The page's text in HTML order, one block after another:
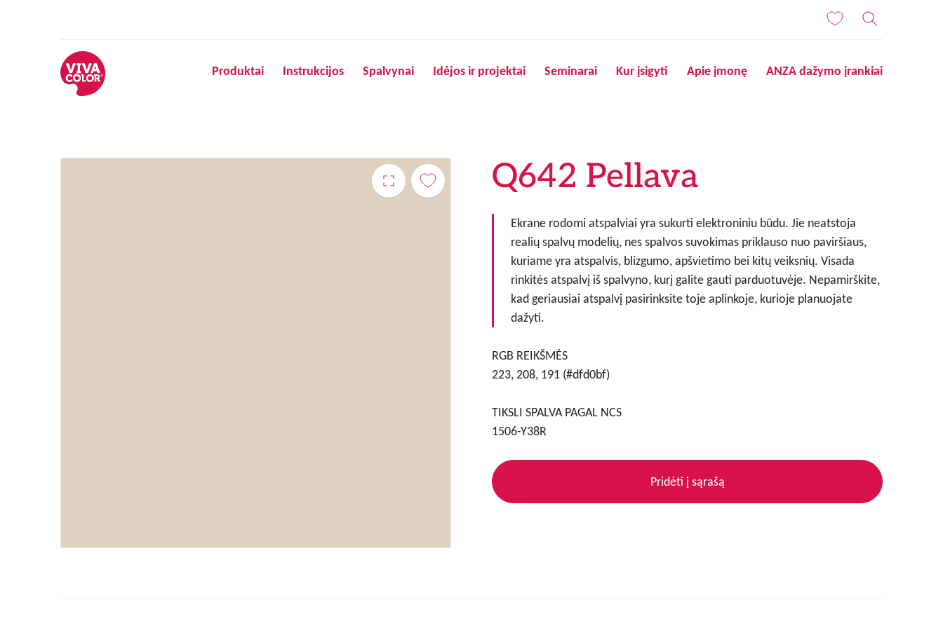
Produktai Instrukcijos Spalvynai Idėjos ir projektai Seminarai Kur įsigyti Apie įmonę ANZA dažymo įrankiai
Q642 Pellava
Ekrane rodomi atspalviai yra sukurti elektroniniu būdu. Jie neatstoja
realių spalvų modelių, nes spalvos suvokimas priklauso nuo paviršiaus,
kuriame yra atspalvis, blizgumo, apšvietimo bei kitų veiksnių. Visada
rinkitės atspalvį iš spalvyno, kurį galite gauti parduotuvėje. Nepamirškite,
kad geriausiai atspalvį pasirinksite toje aplinkoje, kurioje planuojate
dažyti.
RGB REIKŠMĖS
223, 208, 191 (#dfd0bf)
TIKSLI SPALVA PAGAL NCS
1506-Y38R
Pridėti į sąrašą